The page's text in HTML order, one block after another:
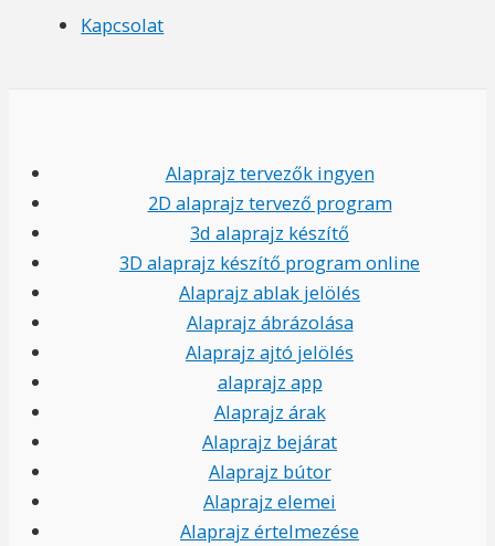
Kapcsolat
Alaprajz tervezők ingyen
2D alaprajz tervező program
3d alaprajz készítő
3D alaprajz készítő program online
Alaprajz ablak jelölés
Alaprajz ábrázolása
Alaprajz ajtó jelölés
alaprajz app
Alaprajz árak
Alaprajz bejárat
Alaprajz bútor
Alaprajz elemei
Alaprajz értelmezése